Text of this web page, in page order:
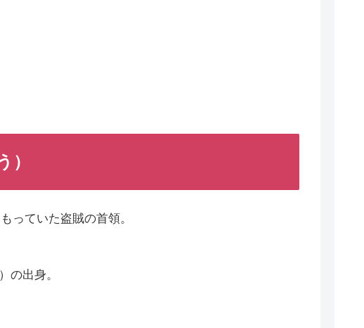
）
っていた盗賊の首領。
の出身。